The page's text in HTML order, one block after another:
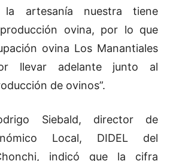
la artesanía nuestra tiene
ovina, por lo que
ovina Los Manantiales
llevar adelante junto al
de ovinos”.
Siebald, director de
Local, DIDEL del
indicó que la cifra